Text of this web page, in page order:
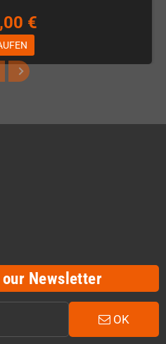
€
Newsletter
OK